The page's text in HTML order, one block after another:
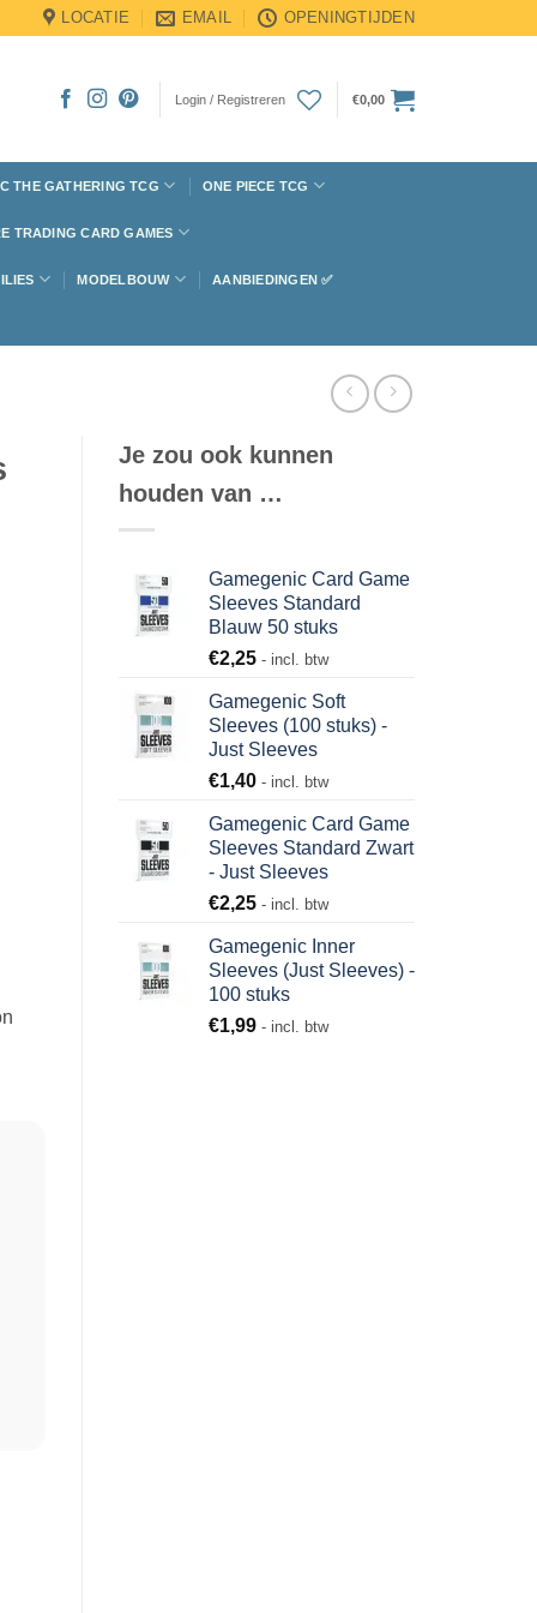
LOCATIE EMAIL OPENINGTIJDEN
Login / Registreren €0,00
THE GATHERING TCG ONE PIECE TCG
TRADING CARD GAMES
MODELBOUW AANBIEDINGEN ✅
Je zou ook kunnen
houden van …
Gamegenic Card Game
Sleeves Standard
Blauw 50 stuks
€2,25 - incl. btw
Gamegenic Soft
Sleeves (100 stuks) -
Just Sleeves
€1,40 - incl. btw
Gamegenic Card Game
Sleeves Standard Zwart
- Just Sleeves
€2,25 - incl. btw
Gamegenic Inner
Sleeves (Just Sleeves) -
100 stuks
€1,99 - incl. btw